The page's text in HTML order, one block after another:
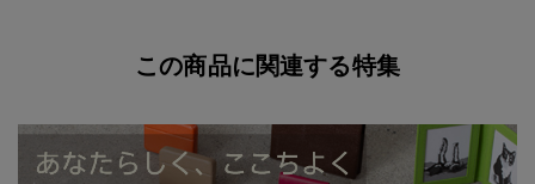
この商品に関連する特集